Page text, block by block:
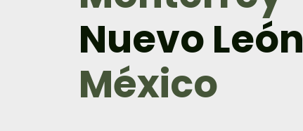
Nuevo León
México